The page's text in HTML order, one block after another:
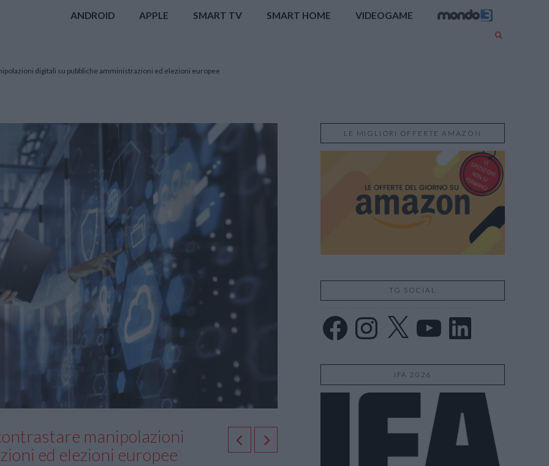
ANDROID APPLE SMART TV SMART HOME VIDEOGAME
digitali su pubbliche amministrazioni ed elezioni europee
manipolazioni
ed elezioni europee
LE MIGLIORI OFFERTE AMAZON
TG SOCIAL
Facebook Instagram YouTube LinkedIn
IFA 2026